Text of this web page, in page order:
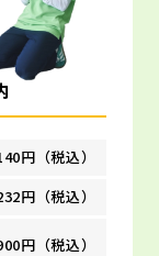
円（税込）
円（税込）
円（税込）